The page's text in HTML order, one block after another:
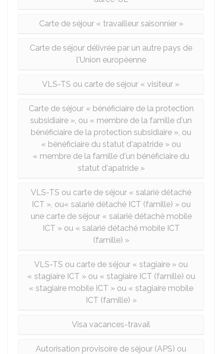
Carte de séjour « travailleur saisonnier »
Carte de séjour délivrée par un autre pays de
l'Union européenne
VLS-TS ou carte de séjour « visiteur »
Carte de séjour « bénéficiaire de la protection
subsidiaire », ou « membre de la famille d'un
bénéficiaire de la protection subsidiaire », ou
« bénéficiaire du statut d'apatride » ou
« membre de la famille d'un bénéficiaire du
statut d'apatride »
VLS-TS ou carte de séjour « salarié détaché
ICT », ou« salarié détaché ICT (famille) » ou
une carte de séjour « salarié détaché mobile
ICT » ou « salarié détaché mobile ICT
(famille) »
VLS-TS ou carte de séjour « stagiaire » ou
« stagiaire ICT » ou « stagiaire ICT (famille) ou
« stagiaire mobile ICT » ou « stagiaire mobile
ICT (famille) »
Visa vacances-travail
Autorisation provisoire de séjour (APS) ou